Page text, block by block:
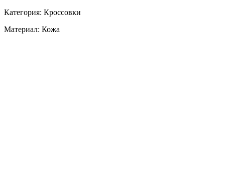
Категория: Кроссовки
Материал: Кожа